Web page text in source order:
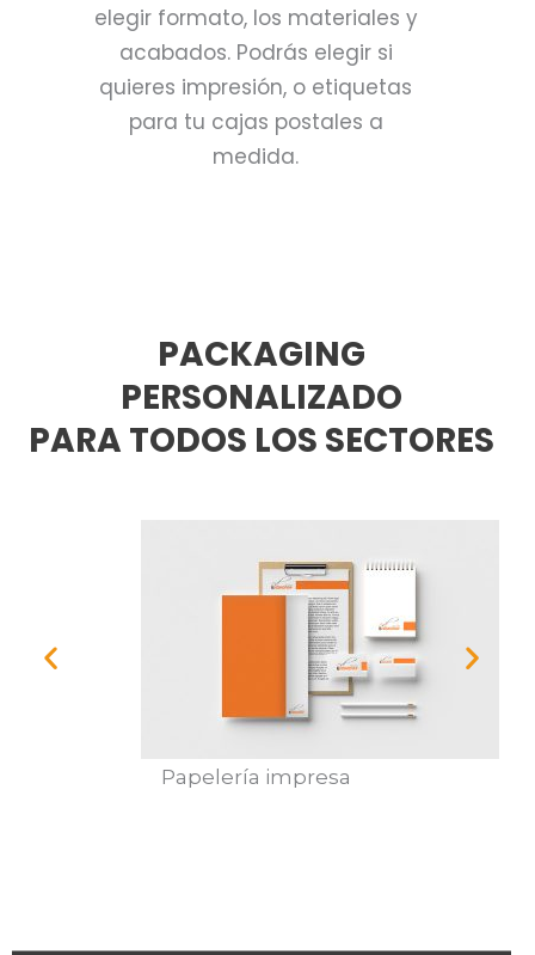
elegir formato, los materiales y
acabados. Podrás elegir si
quieres impresión, o etiquetas
para tu cajas postales a
medida.
PACKAGING
PERSONALIZADO
PARA TODOS LOS SECTORES
Packaging a medida